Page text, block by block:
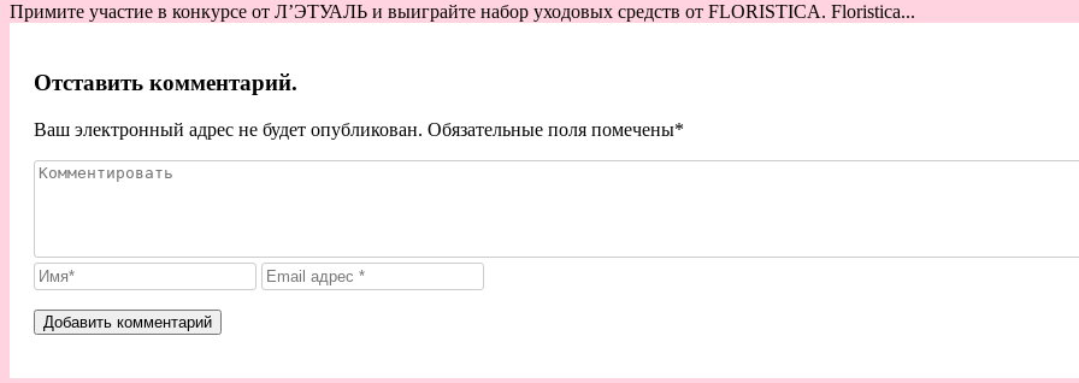
Примите участие в конкурсе от Л’ЭТУАЛЬ и выиграйте набор уходовых средств от FLORISTICA. Floristica...
Отставить комментарий.
Ваш электронный адрес не будет опубликован. Обязательные поля помечены*